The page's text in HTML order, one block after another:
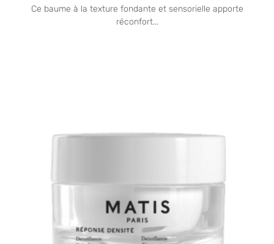
Ce baume à la texture fondante et sensorielle apporte
réconfort...